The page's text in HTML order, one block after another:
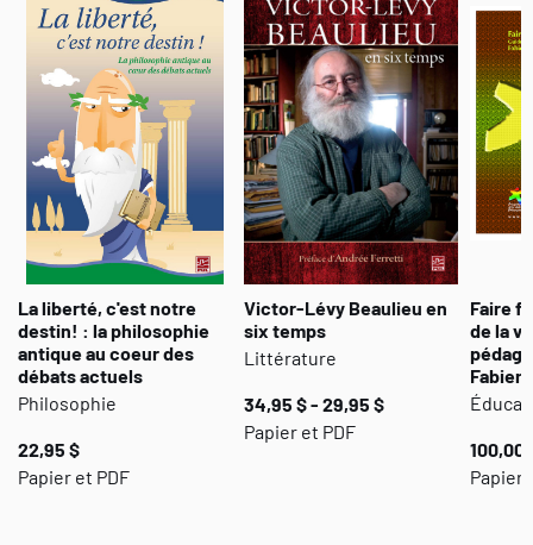
semble bien qu’ils aient des choses importantes à nous dire sur le
futur qui les attend. Des enseignants en ont d’ailleurs fait
l’expérience.
La liberté, c'est notre
destin! : la philosophie
antique au coeur des
débats actuels
Philosophie
22,95 $
Papier et PDF
Victor-Lévy Beaulieu en
six temps
Littérature
34,95 $ - 29,95 $
Papier et PDF
Faire
de la
100,00
Papier